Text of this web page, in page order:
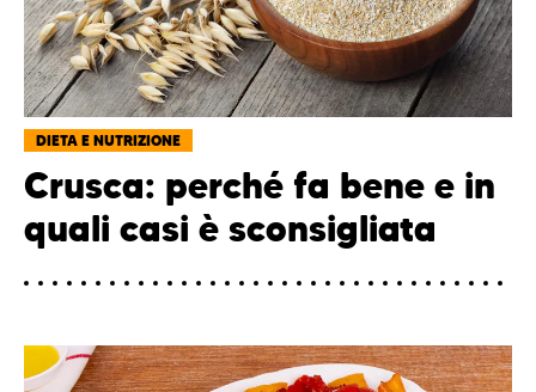
DIETA E NUTRIZIONE
Crusca: perché fa bene e in
quali casi è sconsigliata